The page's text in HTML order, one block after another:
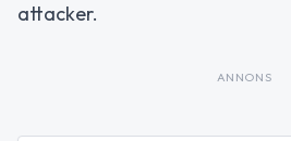
attacker.
ANNONS